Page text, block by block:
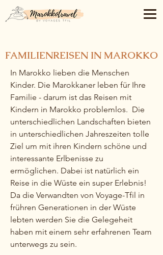
FAMILIENREISEN IN MAROKKO
In Marokko lieben die Menschen
Kinder. Die Marokkaner leben für Ihre
Familie - darum ist das Reisen mit
Kindern in Marokko problemlos. Die
unterschiedlichen Landschaften bieten
in unterschiedlichen Jahreszeiten tolle
Ziel um mit ihren Kindern schöne und
interessante Erlbenisse zu
ermöglichen. Dabei ist natürlich ein
Reise in die Wüste ein super Erlebnis!
Da die Verwandten von Voyage-Tfil in
frühren Generationen in der Wüste
lebten werden Sie die Gelegeheit
haben mit einem sehr erfahrenen Team
unterwegs zu sein.